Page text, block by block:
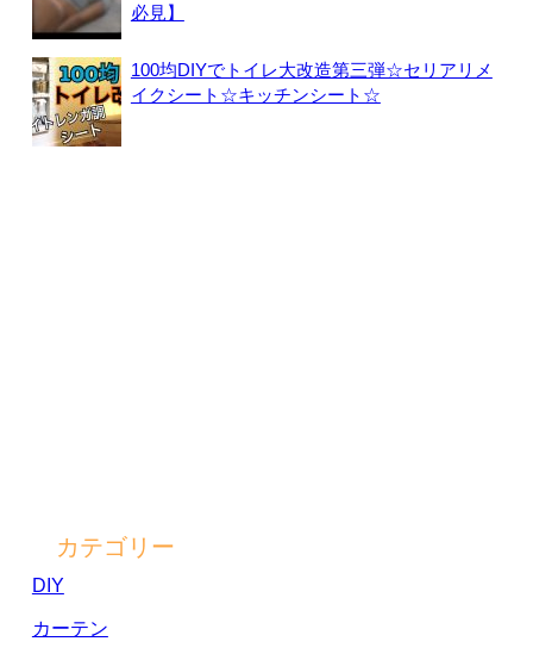
必見】
100均DIYでトイレ大改造第三弾☆セリアリメ
イクシート☆キッチンシート☆
カテゴリー
DIY
カーテン